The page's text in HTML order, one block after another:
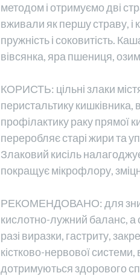
методом і отримуємо дві
вживали як першу страву, і
пружність і соковитість.
вівсянка, яра пшениця,
КОРИСТЬ: цільні злаки
перистальтику
профілактику раку прямої
переробляє старі жири та
Злаковий кисіль
покращує мікрофлору,
РЕКОМЕНДОВАНО: для
кислотно-лужний баланс, а
разі виразки, гастриту,
кістково-нервової
дотримуються здорового